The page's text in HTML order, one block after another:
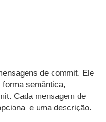
de commit. Ele
semântica,
Cada mensagem de
e uma descrição.